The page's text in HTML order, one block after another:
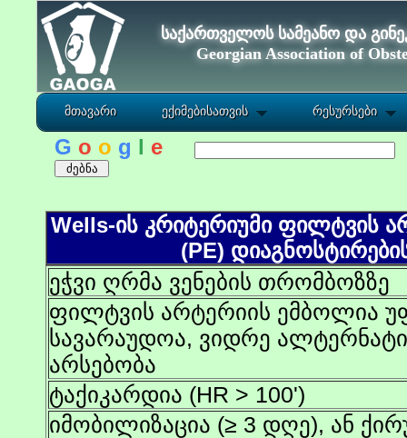
საქართველოს სამეანო და
Georgian Association of
მთავარი ექიმებისათვის რესურსები
G o o g l e
Wells-ის კრიტერიუმი ფილტვის
(PE)
ეჭვი ღრმა ვენების თრომბოზზე
ფილტვის არტერიის ემბოლია
სავარაუდოა, ვიდრე
არსებობა
ტაქიკარდია (HR > 100')
იმობილიზაცია (≥ 3 დღე), ან